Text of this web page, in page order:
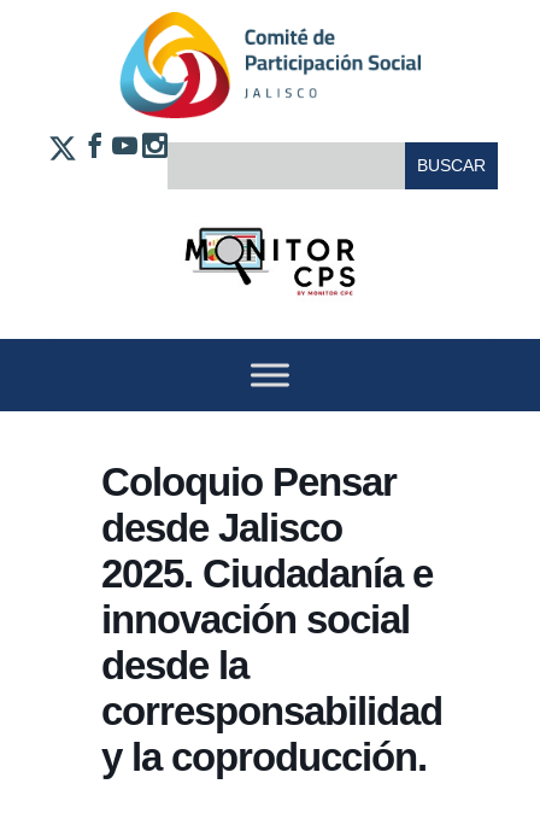
Coloquio Pensar
desde Jalisco
2025. Ciudadanía e
innovación social
desde la
corresponsabilidad
y la coproducción.